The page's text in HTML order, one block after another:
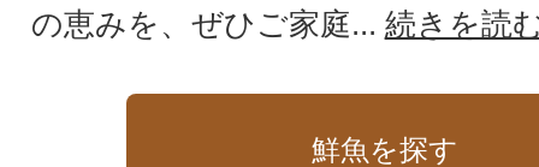
の恵みを、ぜひご家庭... 続きを読
鮮魚を探す